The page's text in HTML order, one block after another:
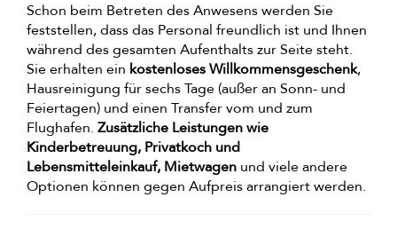
Schon beim Betreten des Anwesens werden Sie
feststellen, dass das Personal freundlich ist und Ihnen
während des gesamten Aufenthalts zur Seite steht.
Sie erhalten ein kostenloses Willkommensgeschenk,
Hausreinigung für sechs Tage (außer an Sonn- und
Feiertagen) und einen Transfer vom und zum
Flughafen. Zusätzliche Leistungen wie
Kinderbetreuung, Privatkoch und
Lebensmitteleinkauf, Mietwagen und viele andere
Optionen können gegen Aufpreis arrangiert werden.